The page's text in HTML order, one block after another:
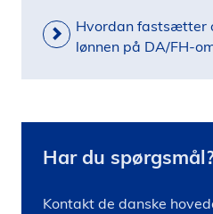
Hvordan fastsætter
lønnen på DA/FH-
Har du
Kontakt de danske